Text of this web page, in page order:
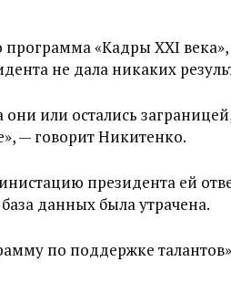
«Кадры XXI века»,
не дала никаких
они или остались
— говорит Никитенко.
президента ей
данных была утрачена.
по поддержке